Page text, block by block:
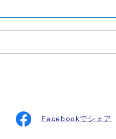
Facebookでシェア